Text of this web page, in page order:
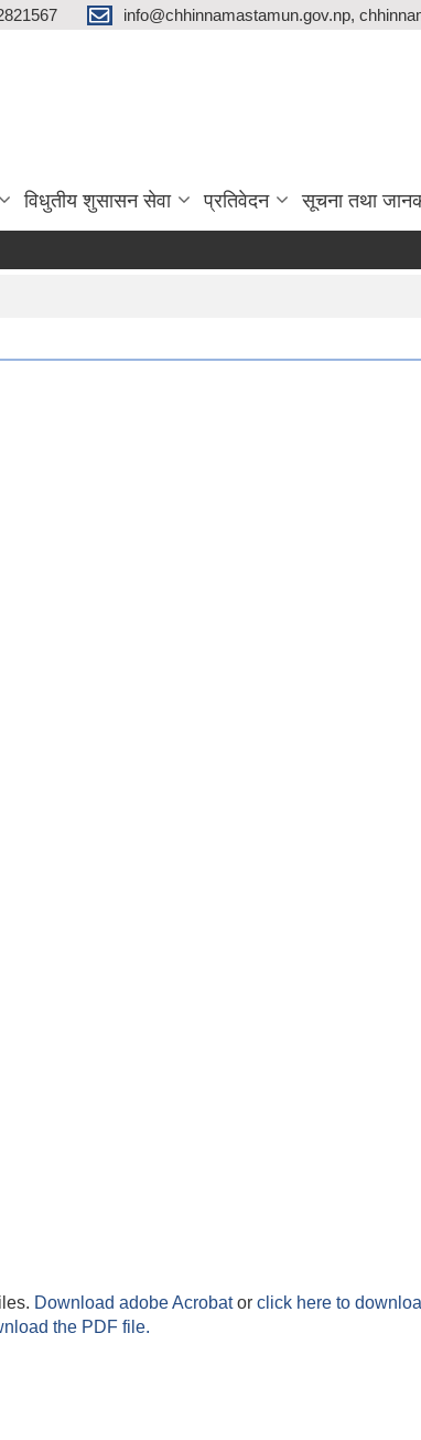
info@chhinnamastamun.gov.np,
विधुतीय शुसासन सेवा प्रतिवेदन सूचना तथा
Download adobe Acrobator click here to
the PDF file.